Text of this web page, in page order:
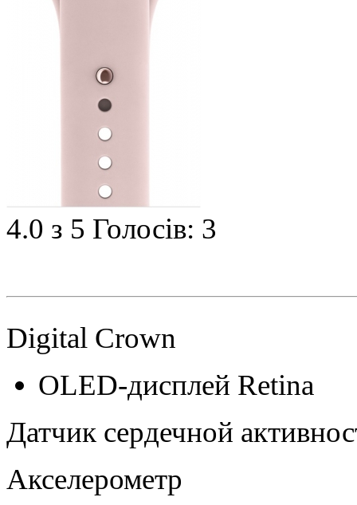
4.0 з 5 Голосів: 3
Digital Crown
OLED‑дисплей Retina
Датчик сердечной
Акселерометр